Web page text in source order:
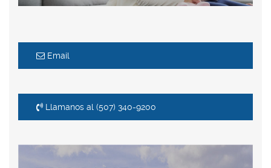
Email
Llamanos al (507) 340-9200